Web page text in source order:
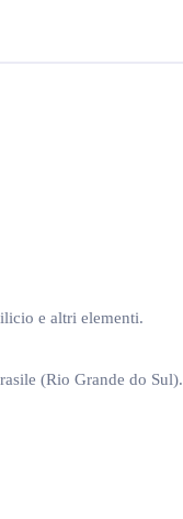
e altri elementi.
(Rio Grande do Sul).